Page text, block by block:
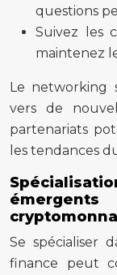
questions
Suivez les
maintenez
Le networking
vers de
partenariats
les tendances
Se spécialiser
finance peut